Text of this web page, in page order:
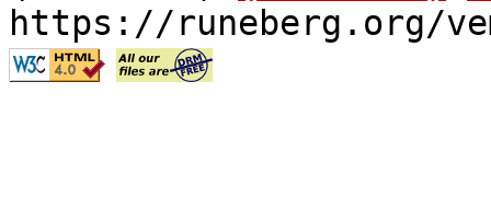
https://runeberg.org/